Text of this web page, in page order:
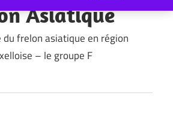
Asiatique
du frelon asiatique en région
– le groupe F